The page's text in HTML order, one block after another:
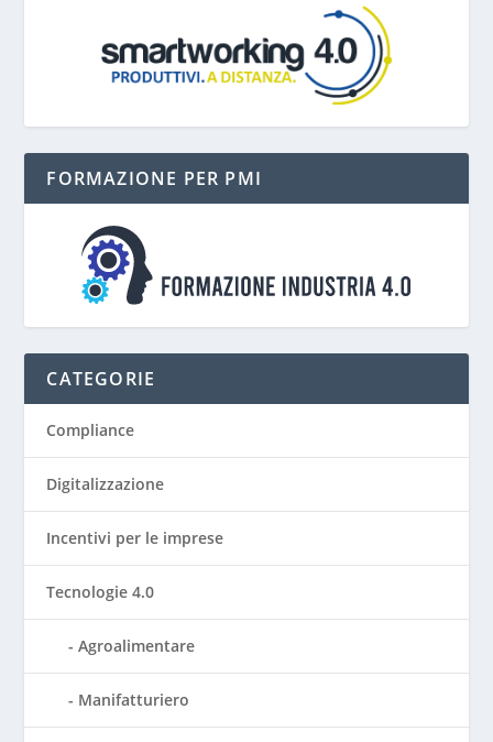
FORMAZIONE PER PMI
CATEGORIE
Compliance
Digitalizzazione
Incentivi per le imprese
Tecnologie 4.0
Agroalimentare
Manifatturiero